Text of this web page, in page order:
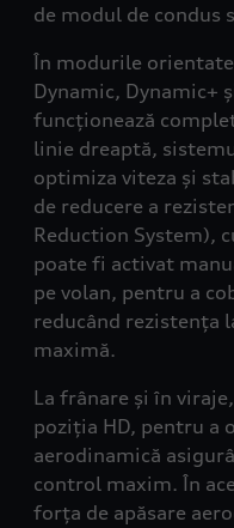
de modul de condus
În modurile
Dynamic, Dynamic+
funcționează
linie dreaptă,
optimiza viteza și
de reducere a
Reduction System),
poate fi activat
pe volan, pentru a
reducând rezistența
maximă.
La frânare și în
poziția HD, pentru a
aerodinamică
control maxim. În
forța de apăsare